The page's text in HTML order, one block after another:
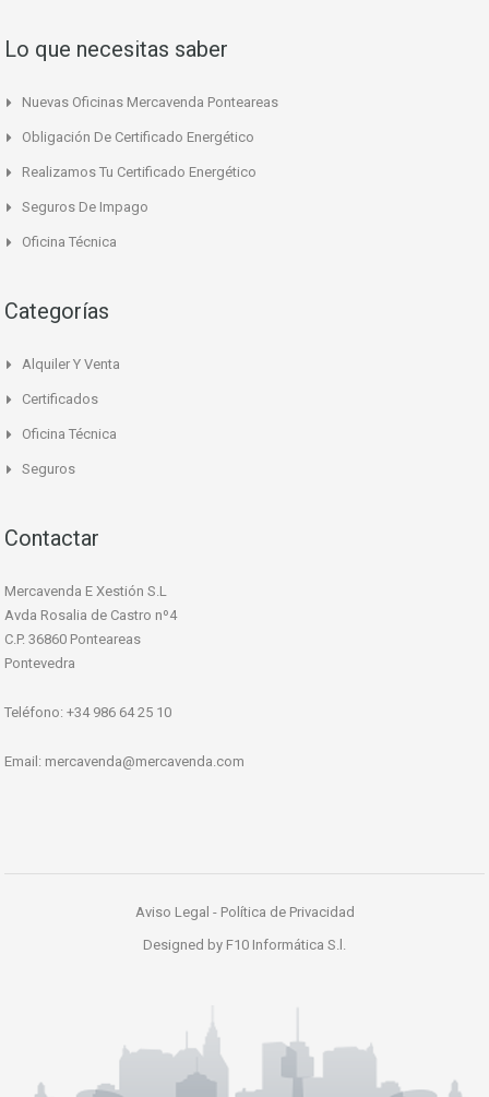
Lo que necesitas saber
Nuevas Oficinas Mercavenda Ponteareas
Obligación De Certificado Energético
Realizamos Tu Certificado Energético
Seguros De Impago
Oficina Técnica
Categorías
Alquiler Y Venta
Certificados
Oficina Técnica
Seguros
Contactar
Mercavenda E Xestión S.L
Avda Rosalia de Castro nº4
C.P. 36860 Ponteareas
Pontevedra
Teléfono: +34 986 64 25 10
Email: mercavenda@mercavenda.com
Aviso Legal - Política de Privacidad
Designed by F10 Informática S.l.